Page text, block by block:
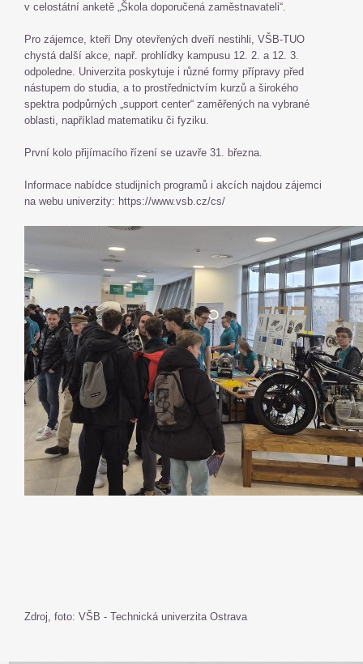
v celostátní anketě „Škola doporučená zaměstnavateli“.
Pro zájemce, kteří Dny otevřených dveří nestihli, VŠB-TUO
chystá další akce, např. prohlídky kampusu 12. 2. a 12. 3.
odpoledne. Univerzita poskytuje i různé formy přípravy před
nástupem do studia, a to prostřednictvím kurzů a širokého
spektra podpůrných „support center“ zaměřených na vybrané
oblasti, například matematiku či fyziku.
První kolo přijímacího řízení se uzavře 31. března.
Informace nabídce studijních programů i akcích najdou zájemci
na webu univerzity: https://www.vsb.cz/cs/
Zdroj, foto: VŠB - Technická univerzita Ostrava